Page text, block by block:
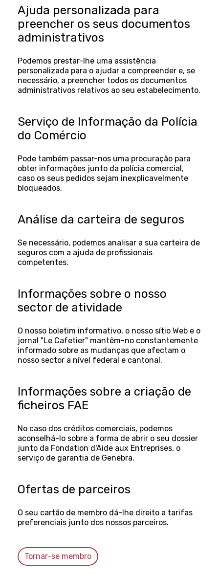
Ajuda personalizada para
preencher os seus documentos
administrativos
Podemos prestar-lhe uma assistência
personalizada para o ajudar a compreender e, se
necessário, a preencher todos os documentos
administrativos relativos ao seu estabelecimento.
Serviço de Informação da Polícia
do Comércio
Pode também passar-nos uma procuração para
obter informações junto da polícia comercial,
caso os seus pedidos sejam inexplicavelmente
bloqueados.
Análise da carteira de seguros
Se necessário, podemos analisar a sua carteira de
seguros com a ajuda de profissionais
competentes.
Informações sobre o nosso
sector de atividade
O nosso boletim informativo, o nosso sítio Web e o
jornal "Le Cafetier" mantêm-no constantemente
informado sobre as mudanças que afectam o
nosso sector a nível federal e cantonal.
Informações sobre a criação de
ficheiros FAE
No caso dos créditos comerciais, podemos
aconselhá-lo sobre a forma de abrir o seu dossier
junto da Fondation d'Aide aux Entreprises, o
serviço de garantia de Genebra.
Ofertas de parceiros
O seu cartão de membro dá-lhe direito a tarifas
preferenciais junto dos nossos parceiros.
Tornar-se membro